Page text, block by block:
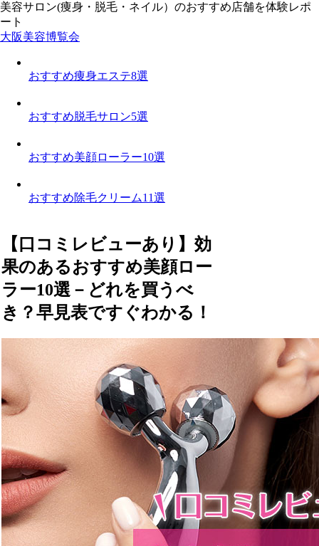
美容サロン(痩身・脱毛・ネイル）のおすすめ店舗を体験レポ
ート
大阪美容博覧会
おすすめ痩身エステ8選
おすすめ脱毛サロン5選
おすすめ美顔ローラー10選
おすすめ除毛クリーム11選
【口コミレビューあり】効
果のあるおすすめ美顔ロー
ラー10選－どれを買うべ
き？早見表ですぐわかる！